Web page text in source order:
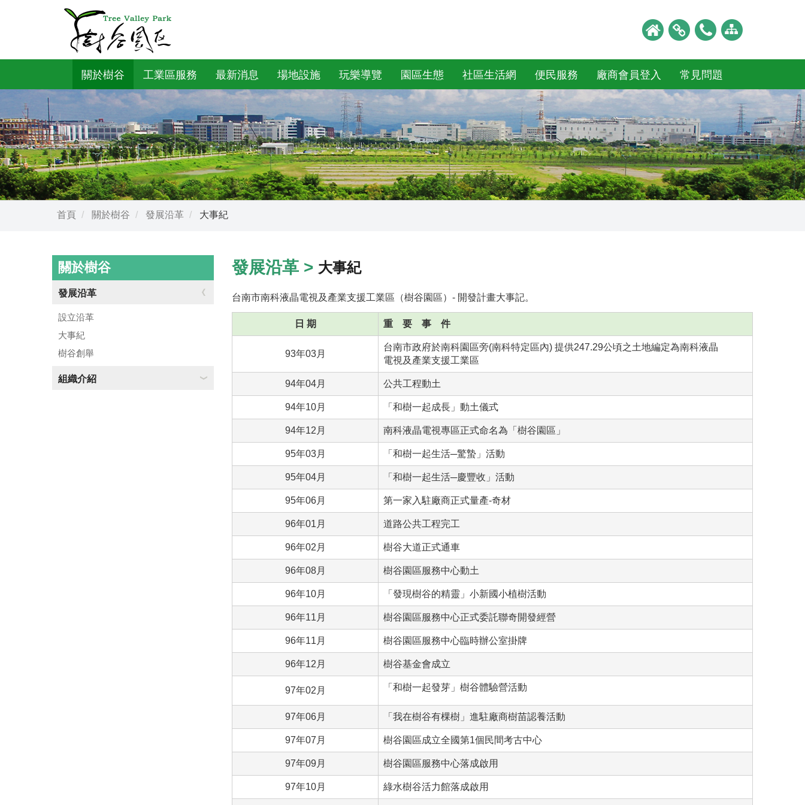
關於樹谷 工業區服務 最新消息 場地設施 玩樂導覽 園區生態 社區生活網 便民服務 廠商會員登入 常見問題
首頁 關於樹谷 發展沿革 大事紀
關於樹谷
發展沿革
設立沿革
大事紀
樹谷創舉
組織介紹
發展沿革 > 大事紀
台南市南科液晶電視及產業支援工業區（樹谷園區）- 開發計畫大事記。
日 期 重 要 事 件
93年03月
台南市政府於南科園區旁(南科特定區內) 提供247.29公頃之土地編定為南科液晶
電視及產業支援工業區
94年04月 公共工程動土
94年10月 「和樹一起成長」動土儀式
94年12月 南科液晶電視專區正式命名為「樹谷園區」
95年03月 「和樹一起生活─驚蟄」活動
95年04月 「和樹一起生活─慶豐收」活動
95年06月 第一家入駐廠商正式量產-奇材
96年01月 道路公共工程完工
96年02月 樹谷大道正式通車
96年08月 樹谷園區服務中心動土
96年10月 「發現樹谷的精靈」小新國小植樹活動
96年11月 樹谷園區服務中心正式委託聯奇開發經營
96年11月 樹谷園區服務中心臨時辦公室掛牌
96年12月 樹谷基金會成立
97年02月 「和樹一起發芽」樹谷體驗營活動
97年06月 「我在樹谷有棵樹」進駐廠商樹苗認養活動
97年07月 樹谷園區成立全國第1個民間考古中心
97年09月 樹谷園區服務中心落成啟用
97年10月 綠水樹谷活力館落成啟用